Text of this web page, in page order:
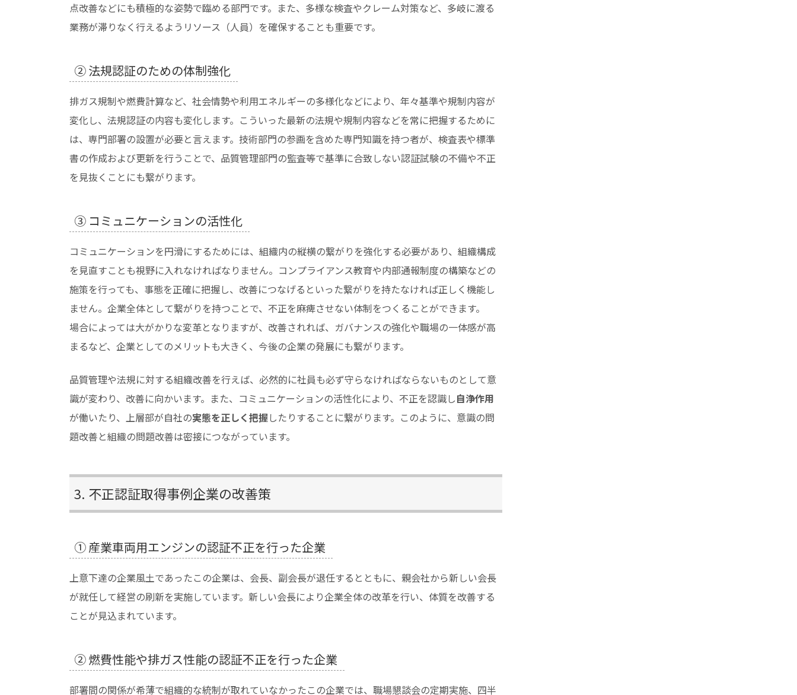
点改善などにも積極的な姿勢で臨める部門です。また、多様な検査やクレーム対策など、多岐に渡る
業務が滞りなく行えるようリソース（人員）を確保することも重要です。
② 法規認証のための体制強化
排ガス規制や燃費計算など、社会情勢や利用エネルギーの多様化などにより、年々基準や規制内容が
変化し、法規認証の内容も変化します。こういった最新の法規や規制内容などを常に把握するために
は、専門部署の設置が必要と言えます。技術部門の参画を含めた専門知識を持つ者が、検査表や標準
書の作成および更新を行うことで、品質管理部門の監査等で基準に合致しない認証試験の不備や不正
を見抜くことにも繋がります。
③ コミュニケーションの活性化
コミュニケーションを円滑にするためには、組織内の縦横の繋がりを強化する必要があり、組織構成
を見直すことも視野に入れなければなりません。コンプライアンス教育や内部通報制度の構築などの
施策を行っても、事態を正確に把握し、改善につなげるといった繋がりを持たなければ正しく機能し
ません。企業全体として繋がりを持つことで、不正を麻痺させない体制をつくることができます。
場合によっては大がかりな変革となりますが、改善されれば、ガバナンスの強化や職場の一体感が高
まるなど、企業としてのメリットも大きく、今後の企業の発展にも繋がります。
品質管理や法規に対する組織改善を行えば、必然的に社員も必ず守らなければならないものとして意
識が変わり、改善に向かいます。また、コミュニケーションの活性化により、不正を認識し自浄作用
が働いたり、上層部が自社の実態を正しく把握したりすることに繋がります。このように、意識の問
題改善と組織の問題改善は密接につながっています。
3. 不正認証取得事例企業の改善策
① 産業車両用エンジンの認証不正を行った企業
上意下達の企業風土であったこの企業は、会長、副会長が退任するとともに、親会社から新しい会長
が就任して経営の刷新を実施しています。新しい会長により企業全体の改革を行い、体質を改善する
ことが見込まれています。
② 燃費性能や排ガス性能の認証不正を行った企業
部署間の関係が希薄で組織的な統制が取れていなかったこの企業では、職場懇談会の定期実施、四半